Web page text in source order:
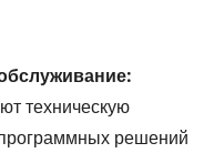
техническую
решений